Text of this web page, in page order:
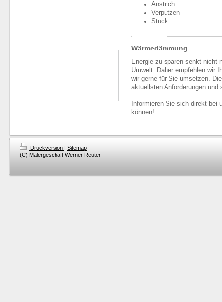
Anstrich
Verputzen
Stuck
Wärmedämmung
Energie zu sparen senkt nicht
Umwelt. Daher empfehlen wir
wir gerne für Sie umsetzen.
aktuellsten Anforderungen und
Informieren Sie sich direkt bei
können!
Druckversion | Sitemap
(C) Malergeschäft Werner Reuter